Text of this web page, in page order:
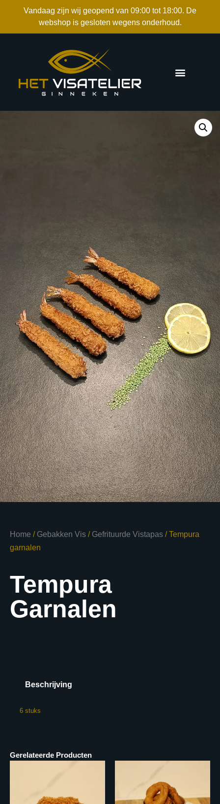
Vandaag zijn wij geopend van 09:00 tot 18:00. De
webshop is gesloten wegens onderhoud.
Home / Gebakken Vis / Gefrituurde Vistapas / Tempura
garnalen
Tempura
Garnalen
Beschrijving
6 stuks
Gerelateerde Producten